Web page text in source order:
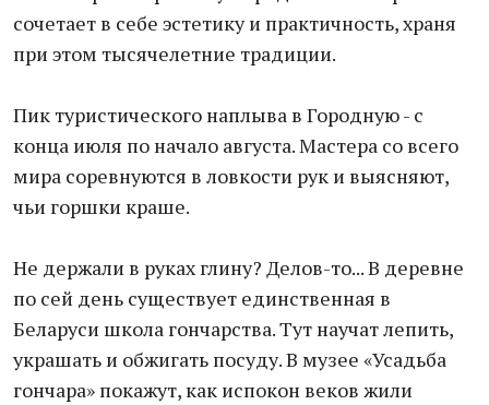
сочетает в себе эстетику и практичность, храня
при этом тысячелетние традиции.
Пик туристического наплыва в Городную - с
конца июля по начало августа. Мастера со всего
мира соревнуются в ловкости рук и выясняют,
чьи горшки краше.
Не держали в руках глину? Делов-то... В деревне
по сей день существует единственная в
Беларуси школа гончарства. Тут научат лепить,
украшать и обжигать посуду. В музее «Усадьба
гончара» покажут, как испокон веков жили